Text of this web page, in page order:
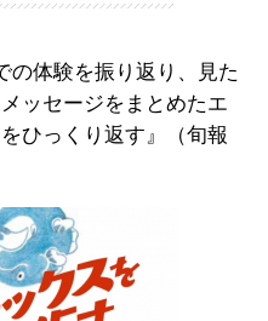
の体験を振り返り、見た
ッセージをまとめたエ
ひっくり返す』（旬報